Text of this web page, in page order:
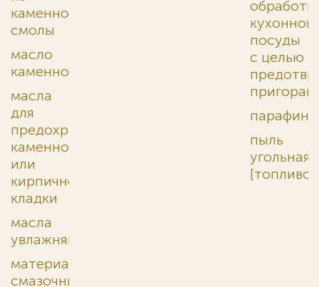
каменноугольной
смолы
масло
каменноугольное
масла
для
предохранения
каменной
или
кирпичной
кладки
масла
увлажняющие
материалы
смазочные
кухонной
посуды
с целью
парафин
пыль
угольная
[топливо]